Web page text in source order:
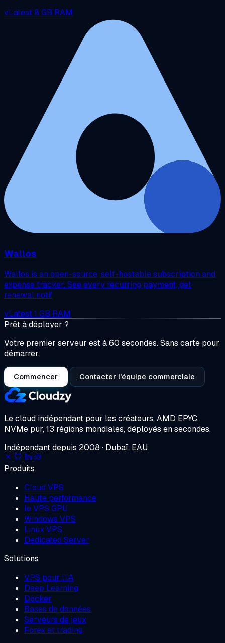
vLatest8 GB RAM
Wallos
Wallos is an open-source, self-hostable subscription and
expense tracker. See every recurring payment, get
renewal notif
vLatest1 GB RAM
Prêt à déployer ?
Votre premier serveur est à 60 secondes. Sans carte pour
démarrer.
Commencer Contacter l'équipe commerciale
Le cloud indépendant pour les créateurs.AMD EPYC,
NVMe pur, 13 régions mondiales, déployés en secondes.
Indépendant depuis 2008 · Dubaï, EAU
Produits
Cloud VPS
Haute performance
le VPS GPU
Windows VPS
Linux VPS
Dedicated Server
Solutions
VPS pour l'IA
Deep Learning
Docker
Bases de données
Serveurs de jeux
Forex et trading